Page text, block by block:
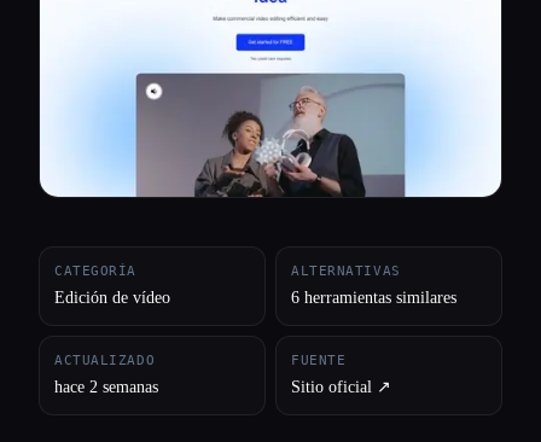
CATEGORÍA
Edición de vídeo
ALTERNATIVAS
6 herramientas similares
ACTUALIZADO
hace 2 semanas
FUENTE
Sitio oficial ↗︎